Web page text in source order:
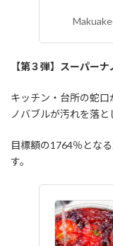
【第３弾】スーパー
キッチン・台所の蛇
ノバブルが汚れを落と
目標額の1764％となる
す。